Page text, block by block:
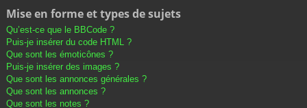
Mise en forme et types de sujets
Qu’est-ce que le BBCode ?
Puis-je insérer du code HTML ?
Que sont les émoticônes ?
Puis-je insérer des images ?
Que sont les annonces générales ?
Que sont les annonces ?
Que sont les notes ?